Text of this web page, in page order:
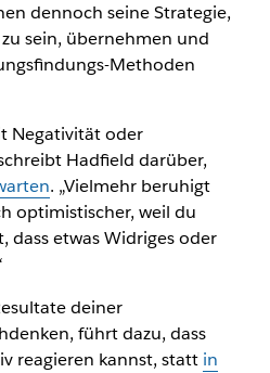
dennoch seine Strategie,
sein, übernehmen und
Methoden
Negativität oder
Hadfield darüber,
. „Vielmehr beruhigt
optimistischer, weil du
dass etwas Widriges oder
deiner
führt dazu, dass
reagieren kannst, statt in